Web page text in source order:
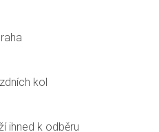
kol
ihned k odběru